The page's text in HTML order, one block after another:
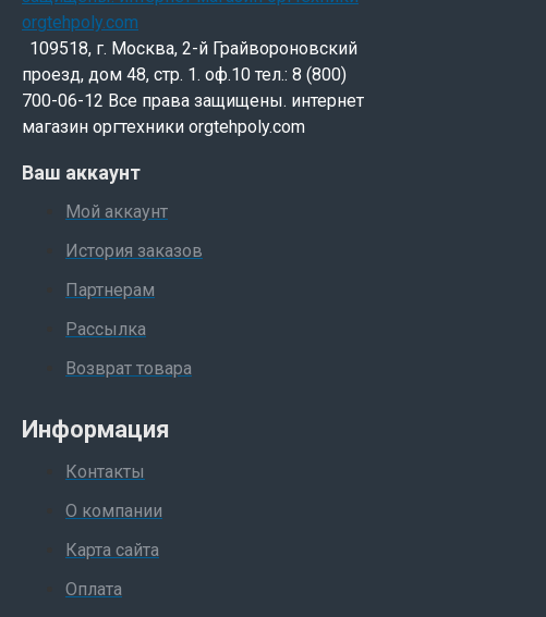
109518, г. Москва, 2-й Грайвороновский
проезд, дом 48, стр. 1. оф.10 тел.: 8 (800)
700-06-12 Все права защищены. интернет
магазин оргтехники orgtehpoly.com
Ваш аккаунт
Мой аккаунт
История заказов
Партнерам
Рассылка
Возврат товара
Информация
Контакты
О компании
Карта сайта
Оплата